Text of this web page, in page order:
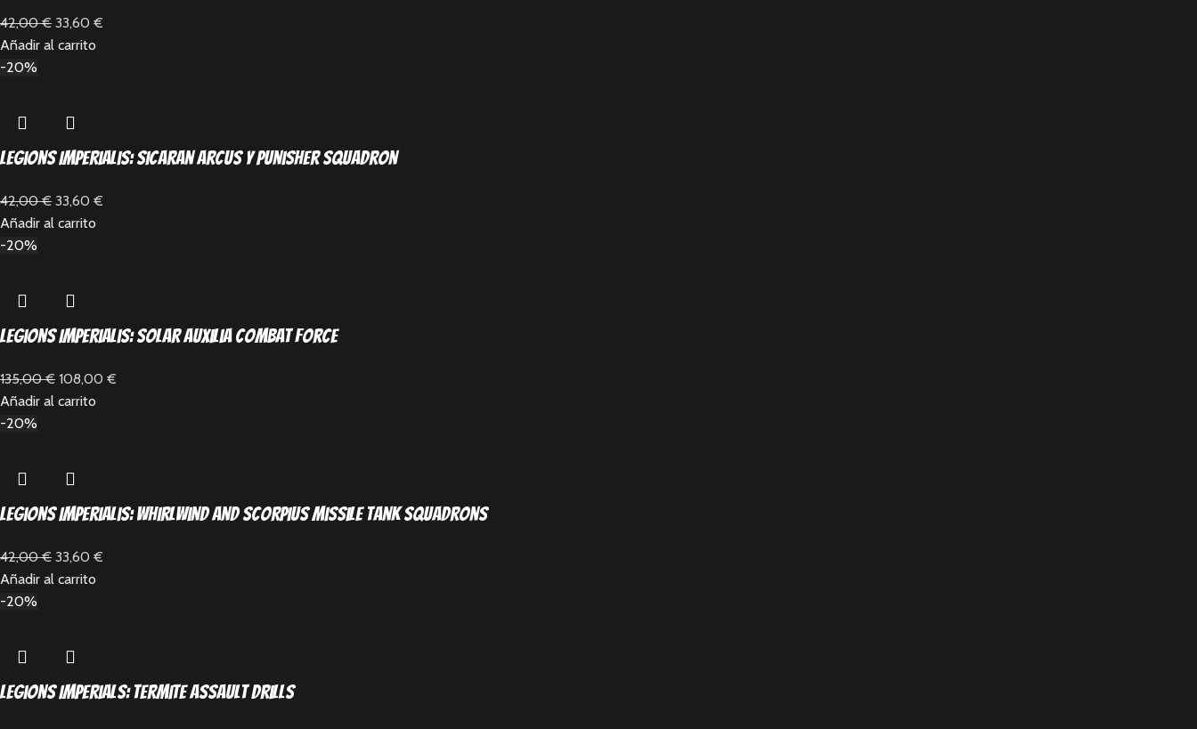
42,00€ 33,60 €
Añadir al carrito
-20%
Legions Imperialis: Sicaran Arcus y Punisher Squadron
42,00€ 33,60 €
Añadir al carrito
-20%
Legions Imperialis: Solar Auxilia Combat Force
135,00€ 108,00 €
Añadir al carrito
-20%
Legions Imperialis: Whirlwind and Scorpius Missile Tank Squadrons
42,00€ 33,60 €
Añadir al carrito
-20%
Legions Imperials: Termite Assault Drills